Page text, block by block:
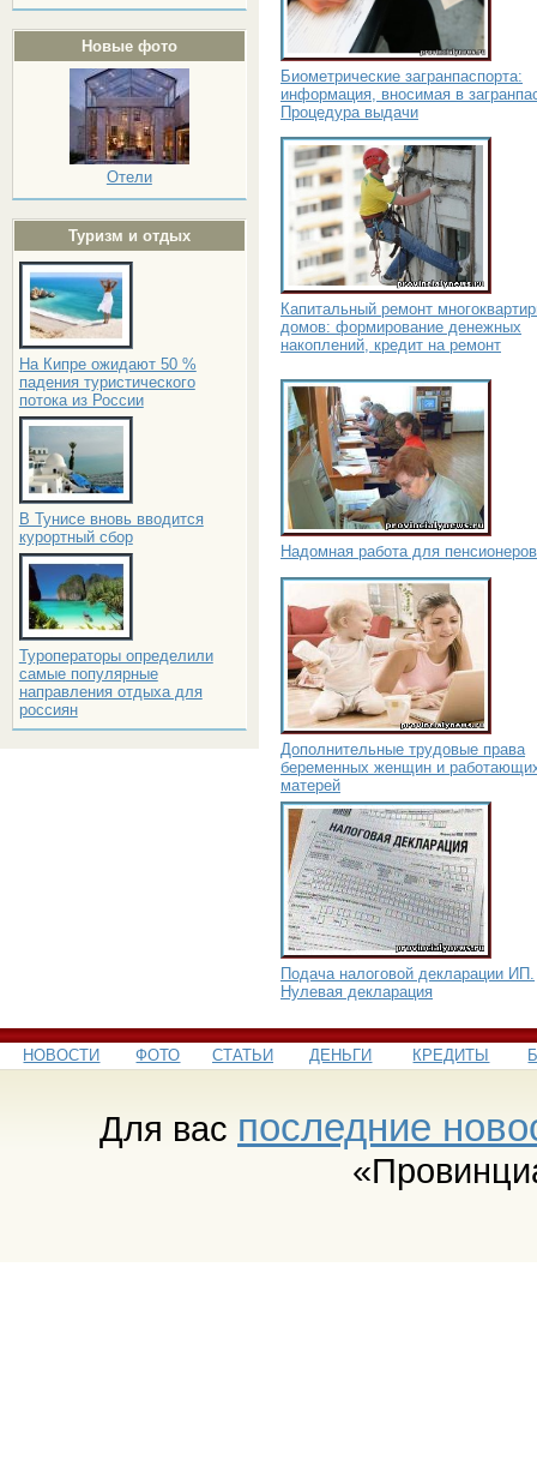
Новые фото
Отели
Туризм и отдых
На Кипре ожидают 50 %
падения туристического
потока из России
В Тунисе вновь вводится
курортный сбор
Туроператоры определили
самые популярные
направления отдыха для
россиян
Биометрические загранпаспорта:
информация, вносимая в
Процедура выдачи
Капитальный ремонт
домов: формирование денежных
накоплений, кредит на ремонт
Надомная работа для пенсионеров
Дополнительные трудовые права
беременных женщин и
матерей
Подача налоговой декларации ИП.
Нулевая декларация
НОВОСТИ ФОТО СТАТЬИ ДЕНЬГИ КРЕДИТЫ
Для вас последние